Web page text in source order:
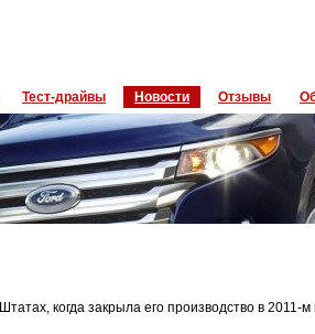
Тест-драйвы Новости Отзывы
когда закрыла его производство в 2011-м